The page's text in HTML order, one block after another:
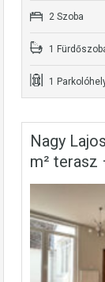
2 Szoba
1
1
Nagy
m² terasz